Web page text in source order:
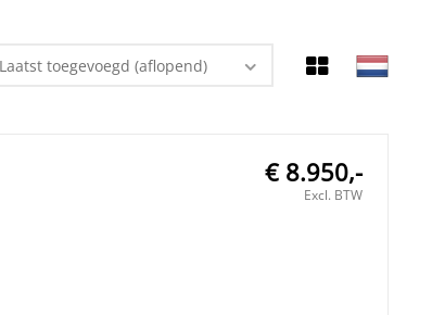
Laatst toegevoegd (aflopend)
€ 8.950,-
Excl. BTW